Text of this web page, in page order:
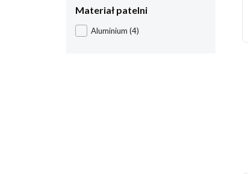
Materiał patelni
Aluminium (4)